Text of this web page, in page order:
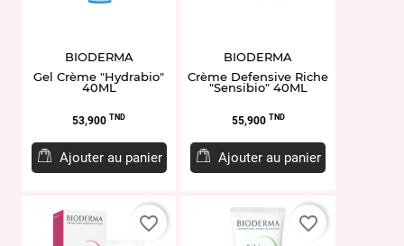
BIODERMA
Gel Crème "Hydrabio"
40ML
Prix
53,900 TND
Ajouter au panier
BIODERMA
Crème Defensive Riche
"Sensibio" 40ML
Prix
55,900 TND
Ajouter au panier
favorite_border favorite_border